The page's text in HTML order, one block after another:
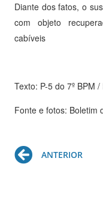
Diante dos fatos, o
com objeto
cabíveis
Texto: P-5 do 7º BPM
Fonte e fotos: Boletim
Prev
ANTERIOR